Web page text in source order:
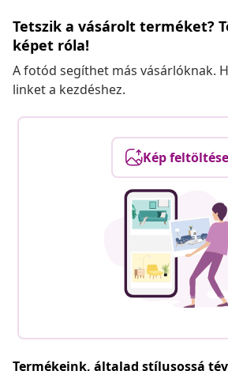
Tetszik a vásárolt terméket?
képet róla!
A fotód segíthet más vásárlóknak.
linket a kezdéshez.
Kép feltöltése
Termékeink, általad stílusossá